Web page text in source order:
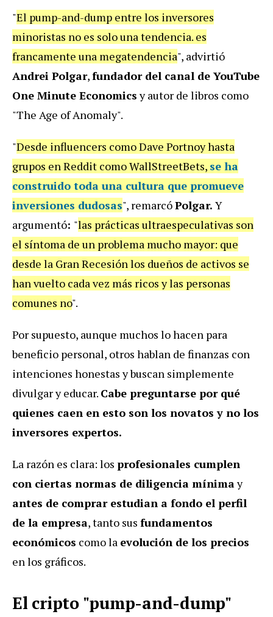
"El pump-and-dump entre los inversores
minoristas no es solo una tendencia. es
francamente una megatendencia", advirtió
Andrei Polgar,fundador del canal de YouTube
One Minute Economicsy autor de libros como
"The Age of Anomaly".
"Desde influencers como Dave Portnoy hasta
grupos en Reddit como WallStreetBets, se ha
construido toda una cultura que promueve
inversiones dudosas", remarcóPolgar. Y
argumentó: "las prácticas ultraespeculativas son
el síntoma de un problema mucho mayor: que
desde la Gran Recesión los dueños de activos se
han vuelto cada vez más ricos y las personas
comunes no".
Por supuesto, aunque muchos lo hacen para
beneficio personal, otros hablan de finanzas con
intenciones honestas y buscan simplemente
divulgar y educar. Cabe preguntarse por qué
quienes caen en esto son los novatos y no los
inversores expertos.
La razón es clara: los profesionales cumplen
con ciertas normas de diligencia mínimay
antes de comprar estudian a fondo el perfil
de la empresa, tanto sus fundamentos
económicos como la evolución de los precios
en los gráficos.
El cripto "pump-and-dump"